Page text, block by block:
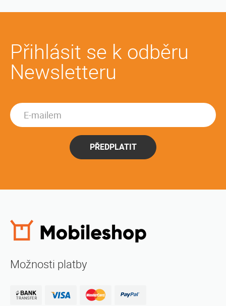
Přihlásit se k odběru
Newsletteru
PŘEDPLATIT
Možnosti platby